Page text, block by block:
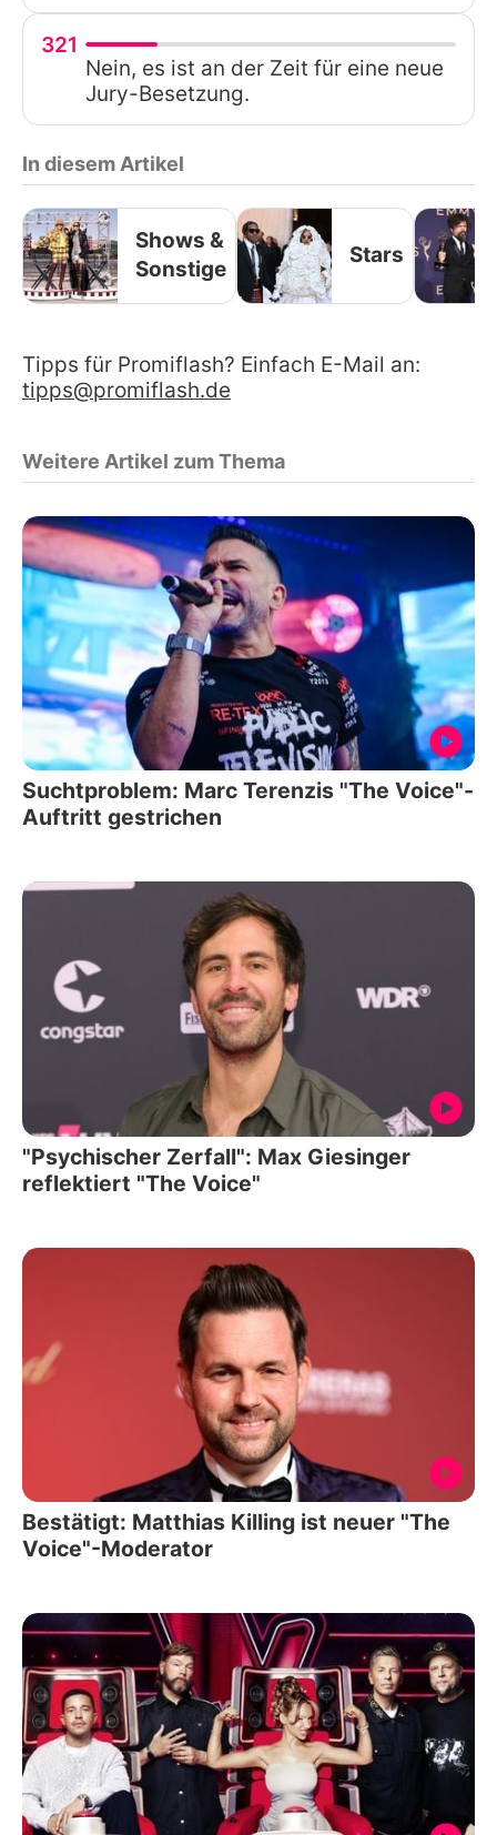
321
Nein, es ist an der Zeit für eine neue
Jury-Besetzung.
In diesem Artikel
Shows &
Sonstige
Stars
Tipps für Promiflash? Einfach E-Mail an:
tipps@promiflash.de
Weitere Artikel zum Thema
Suchtproblem: Marc Terenzis "The Voice"-
Auftritt gestrichen
"Psychischer Zerfall": Max Giesinger
reflektiert "The Voice"
Bestätigt: Matthias Killing ist neuer "The
Voice"-Moderator